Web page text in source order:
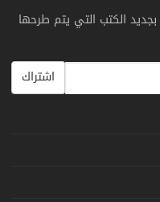
بجديد الكتب التي يتم طرحها
اشتراك